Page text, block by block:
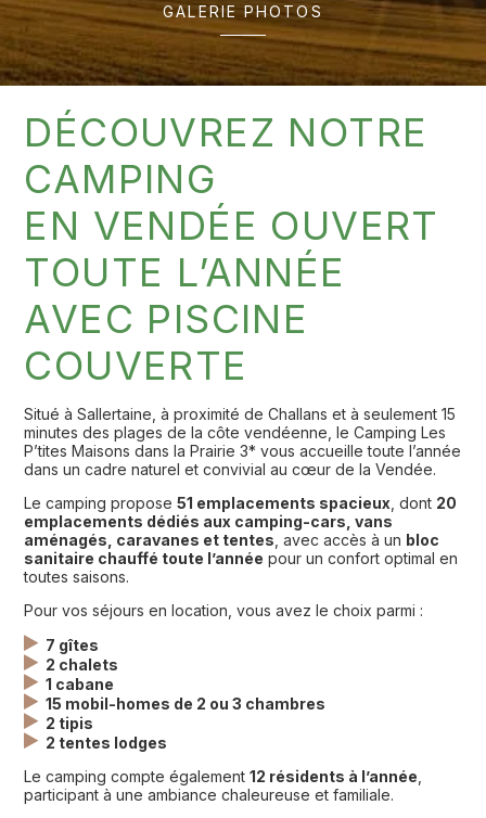
GALERIE PHOTOS
DÉCOUVREZ NOTRE
CAMPING
EN VENDÉE OUVERT
TOUTE L’ANNÉE
AVEC PISCINE
COUVERTE
Situé à Sallertaine, à proximité de Challans et à seulement 15
minutes des plages de la côte vendéenne, le Camping Les
P’tites Maisons dans la Prairie 3* vous accueille toute l’année
dans un cadre naturel et convivial au cœur de la Vendée.
Le camping propose51 emplacements spacieux , dont 20
emplacements dédiés aux camping-cars, vans
aménagés, caravanes et tentes , avec accès à un bloc
sanitaire chauffé toute l’année pour un confort optimal en
toutes saisons.
Pour vos séjours en location, vous avez le choix parmi :
7 gîtes
2 chalets
1 cabane
15 mobil-homes de 2 ou 3 chambres
2 tipis
2 tentes lodges
Le camping compte également12 résidents à l’année
participant à une ambiance chaleureuse et familiale.